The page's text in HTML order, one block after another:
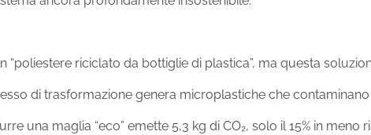
riciclato da bottiglie di plastica”, ma questa
di trasformazione genera microplastiche che
una maglia “eco” emette 5,3 kg di CO₂, solo il 15% in